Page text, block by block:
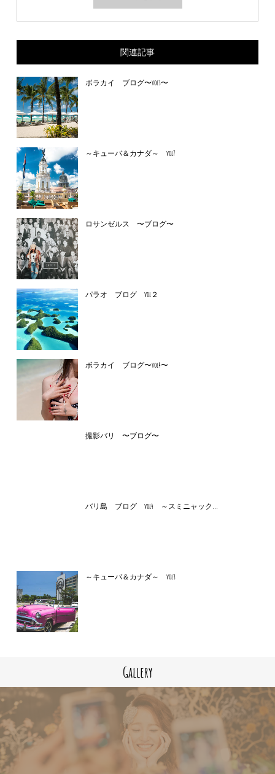
関連記事
ボラカイ ブログ〜vol3〜
～キューバ＆カナダ～ vol7
ロサンゼルス 〜ブログ〜
パラオ ブログ vol２
ボラカイ ブログ〜vol4〜
撮影バリ 〜ブログ〜
バリ島 ブログ vol4 ～スミニャック...
～キューバ＆カナダ～ vol3
Gallery